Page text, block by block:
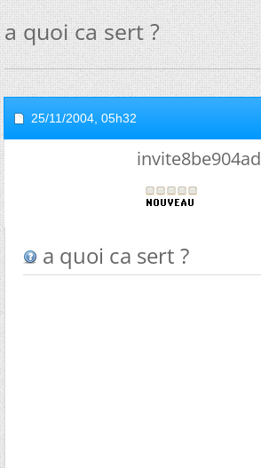
a quoi ca sert ?
25/11/2004, 05h32
invite8be904ad
a quoi ca sert ?